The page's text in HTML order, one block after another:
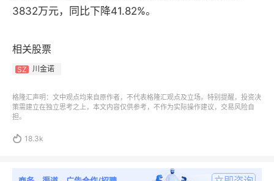
3832万元，
同比下降41.82%。
相关股票
SZ 川金诺
格隆汇声明：文中观点均来自原作者，不代表格隆汇观点及立场。特别提醒，投资决
策需建立在独立思考之上，本文内容仅供参考，不作为实际操作建议，交易风险自
担。
 18.3k